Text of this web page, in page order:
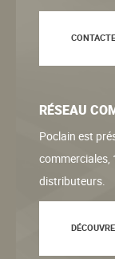
RÉSEAU
Poclain est
commerciales,
distributeurs.